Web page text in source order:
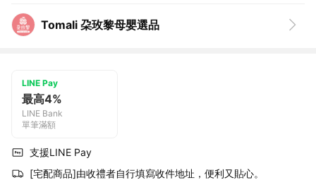
Tomali 朶玫黎母嬰選品
LINE Pay
最高4%
LINE Bank
單筆滿額
支援LINE Pay
[宅配商品]由收禮者自行填寫收件地址，便利又貼心。